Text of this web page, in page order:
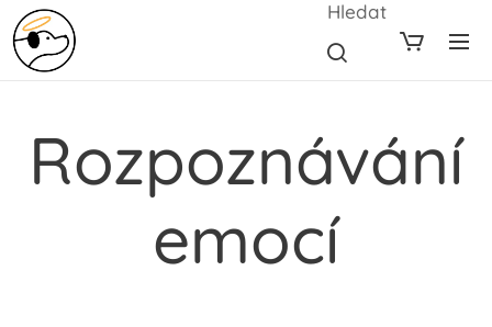
Hledat
Rozpoznávání
emocí